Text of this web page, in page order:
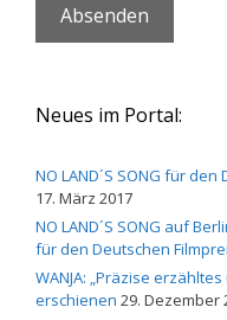
Neues im Portal:
NO LAND´S SONG für
17. März 2017
NO LAND´S SONG auf
für den Deutschen
WANJA: „Präzise
erschienen 29. Dezember